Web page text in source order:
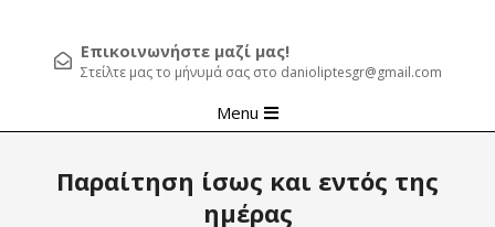
Επικοινωνήστε μαζί μας!
Στείλτε μας το μήνυμά σας στο danioliptesgr@gmail.com
Navigation
Menu
Παραίτηση ίσως και εντός της
ημέρας